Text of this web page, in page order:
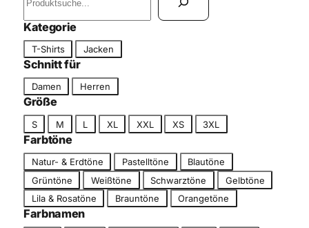
u
c
h
e
n
Kategorie
a
t
e
g
r
i
e
T-Shirts Jacken
Schnitt für
c
h
n
i
t
Damen Herren
Größe
r
ö
ß
S M L XL XXL XS 3XL
Farbtöne
a
r
b
t
Natur- & Erdtöne Pastelltöne
Blautöne
Grüntöne
Weißtöne Schwarztöne
Gelbtöne
Lila & Rosatöne
Brauntöne Orangetöne
Farbnamen